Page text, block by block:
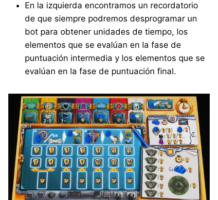
En la izquierda encontramos un recordatorio
de que siempre podremos desprogramar un
bot para obtener unidades de tiempo, los
elementos que se evalúan en la fase de
puntuación intermedia y los elementos que se
evalúan en la fase de puntuación final.